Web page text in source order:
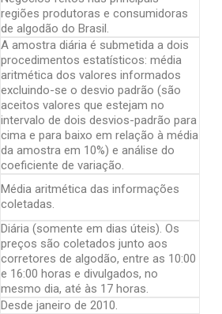
regiões produtoras e consumidoras
de algodão do Brasil.
A amostra diária é submetida a dois
procedimentos estatísticos: média
aritmética dos valores informados
excluindo-se o desvio padrão (são
aceitos valores que estejam no
intervalo de dois desvios-padrão para
cima e para baixo em relação à média
da amostra em 10%) e análise do
coeficiente de variação.
Média aritmética das informações
coletadas.
Diária (somente em dias úteis). Os
preços são coletados junto aos
corretores de algodão, entre as 10:00
e 16:00 horas e divulgados, no
mesmo dia, até às 17 horas.
Desde janeiro de 2010.